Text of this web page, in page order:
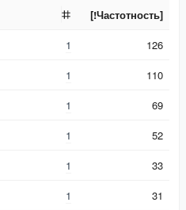
[!Частотность]
1
126
1
110
1
69
1
52
1
33
1
31